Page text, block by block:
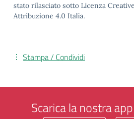
stato rilasciato sotto Licenza
Attribuzione 4.0 Italia.
Stampa / Condividi
Scarica la nostra